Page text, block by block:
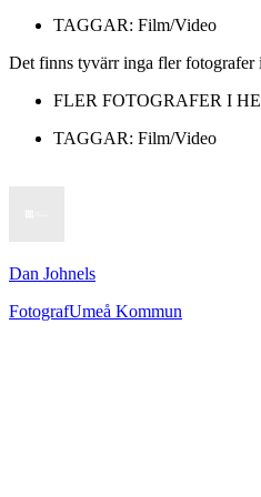
TAGGAR: Film/Video
Det finns tyvärr inga fler fotografer
FLER FOTOGRAFER I
TAGGAR: Film/Video
Dan Johnels
FotografUmeå Kommun